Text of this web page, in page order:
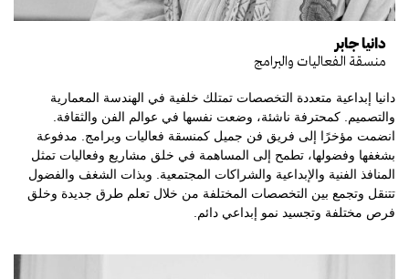
دانيا جابر
منسقة الفعاليات والبرامج
دانيا إبداعية متعددة التخصصات تمتلك خلفية في الهندسة المعمارية
والتصميم. كمحترفة ناشئة، وضعت نفسها في عوالم الفن والثقافة.
انضمت مؤخرًا إلى فريق فن جميل كمنسقة فعاليات وبرامج. مدفوعة
بشغفها وفضولها، تطمح إلى المساهمة في خلق مشاريع وفعاليات تمثل
المنافذ الفنية والإبداعية والشراكات المجتمعية. وبذات الشغف والفضول
تتنقل وتجمع بين التخصصات المختلفة من خلال تعلم طرق جديدة وخلق
فرص مختلفة وتجسيد نمو إبداعي دائم.